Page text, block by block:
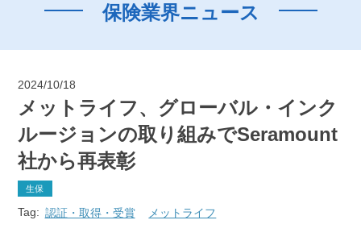
保険業界ニュース
2024/10/18
メットライフ、グローバル・インク
ルージョンの取り組みでSeramount
社から再表彰
生保
Tag: 認証・取得・受賞 メットライフ